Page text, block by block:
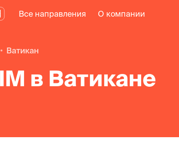
Все направления О компании
Ватикан
в Ватикане